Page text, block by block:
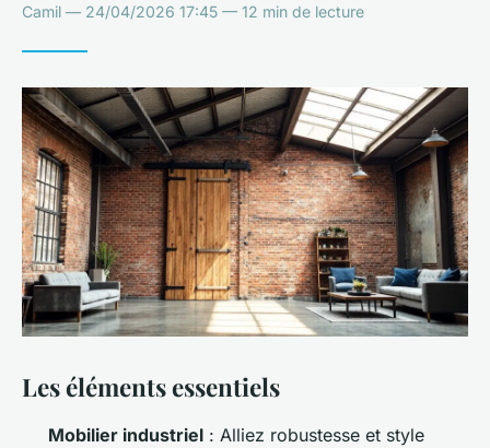
Camil — 24/04/2026 17:45 — 12 min de lecture
Les éléments essentiels
Mobilier industriel : Alliez robustesse et style